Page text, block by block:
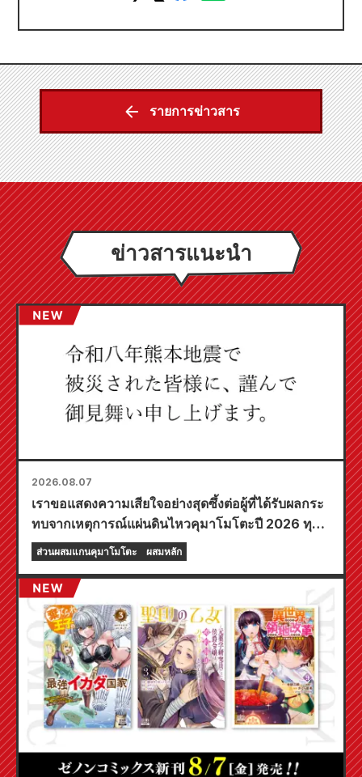
รายการข่าวสาร
ข่าวสารแนะนำ
2026.08.07
เราขอแสดงความเสียใจอย่างสุดซึ้งต่อผู้ที่ได้รับผลกระ
ทบจากเหตุการณ์แผ่นดินไหวคุมาโมโตะปี 2026 ทุก
ท่าน
ส่วนผสมแกนคุมาโมโตะ ผสมหลัก